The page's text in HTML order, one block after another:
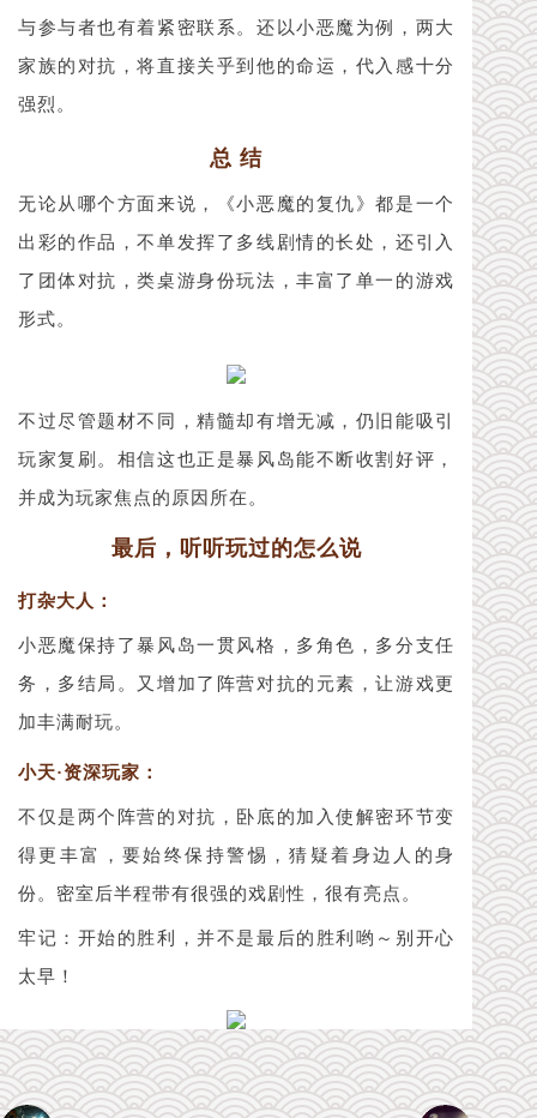
与参与者也有着紧密联系。还以小恶魔为例，两大
家族的对抗，将直接关乎到他的命运，代入感十分
强烈。
总 结
无论从哪个方面来说，《小恶魔的复仇》都是一个
出彩的作品，不单发挥了多线剧情的长处，还引入
了团体对抗，类桌游身份玩法，丰富了单一的游戏
形式。
不过尽管题材不同，精髓却有增无减，仍旧能吸引
玩家复刷。相信这也正是暴风岛能不断收割好评，
并成为玩家焦点的原因所在。
最后，听听玩过的怎么说
打杂大人：
小恶魔保持了暴风岛一贯风格，多角色，多分支任
务，多结局。又增加了阵营对抗的元素，让游戏更
加丰满耐玩。
小天·资深玩家：
不仅是两个阵营的对抗，卧底的加入使解密环节变
得更丰富，要始终保持警惕，猜疑着身边人的身
份。密室后半程带有很强的戏剧性，很有亮点。
牢记：开始的胜利，并不是最后的胜利哟～别开心
太早！